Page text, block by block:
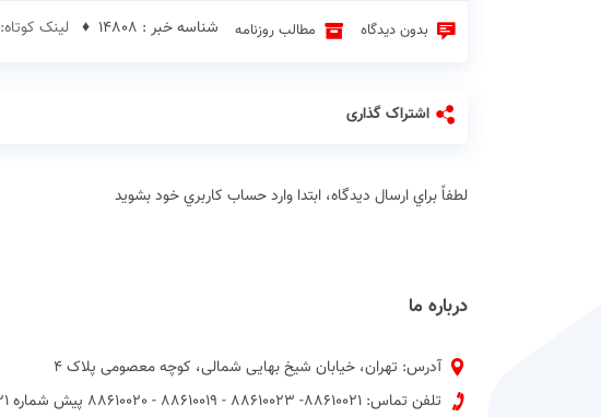
بدون دیدگاه مطالب روزنامه شناسه خبر : 14808 ♦ لینک کوتاه:
اشتراک گذاری
لطفاً براي ارسال دیدگاه، ابتدا وارد حساب كاربري خود بشويد
درباره ما
آدرس: تهران، خیابان شیخ بهایی شمالی، کوچه معصومی پلاک 4
تلفن تماس: 88610021- 88610023 - 88610019 - 88610020 پیش شماره 021